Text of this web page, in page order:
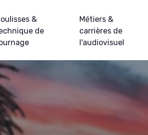
&
de
Métiers &
carrières de
l'audiovisuel